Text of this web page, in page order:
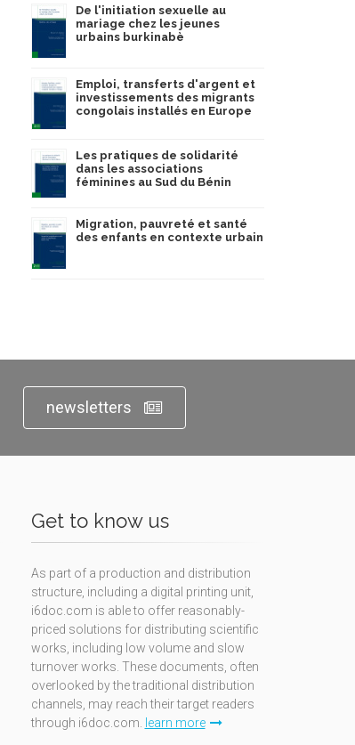
De l'initiation sexuelle au
mariage chez les jeunes
urbains burkinabè
Emploi, transferts d'argent et
investissements des migrants
congolais installés en Europe
Les pratiques de solidarité
dans les associations
féminines au Sud du Bénin
Migration, pauvreté et santé
des enfants en contexte urbain
newsletters
Get to know us
As part of a production and distribution
structure, including a digital printing unit,
i6doc.com is able to offer reasonably-
priced solutions for distributing scientific
works, including low volume and slow
turnover works. These documents, often
overlooked by the traditional distribution
channels, may reach their target readers
through i6doc.com. learn more